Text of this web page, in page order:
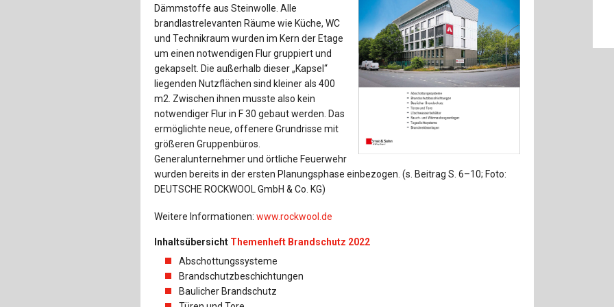
Baustoffe
Bautechnikgeschichte
Betonbau
Brückenbau
E&S Zeitlos
Dämmstoffe aus Steinwolle. Alle
brandlastrelevanten Räume wie Küche, WC
und Technikraum wurden im Kern der Etage
um einen notwendigen Flur gruppiert und
gekapselt. Die außerhalb dieser „Kapsel“
liegenden Nutzflächen sind kleiner als 400
m2. Zwischen ihnen musste also kein
notwendiger Flur in F 30 gebaut werden. Das
ermöglichte neue, offenere Grundrisse mit
größeren Gruppenbüros.
Generalunternehmer und örtliche Feuerwehr
wurden bereits in der ersten Planungsphase einbezogen. (s. Beitrag S. 6–10; Foto:
DEUTSCHE ROCKWOOL GmbH & Co. KG)
Weitere Informationen:www.rockwool.de
Inhaltsübersicht Themenheft Brandschutz 2022
Abschottungssysteme
Brandschutzbeschichtungen
Baulicher Brandschutz